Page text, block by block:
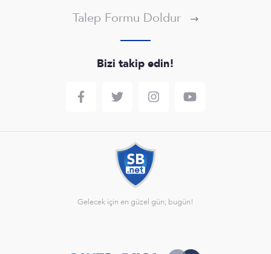
Talep Formu Doldur
Bizi takip edin!
Gelecek için en güzel gün; bugün!